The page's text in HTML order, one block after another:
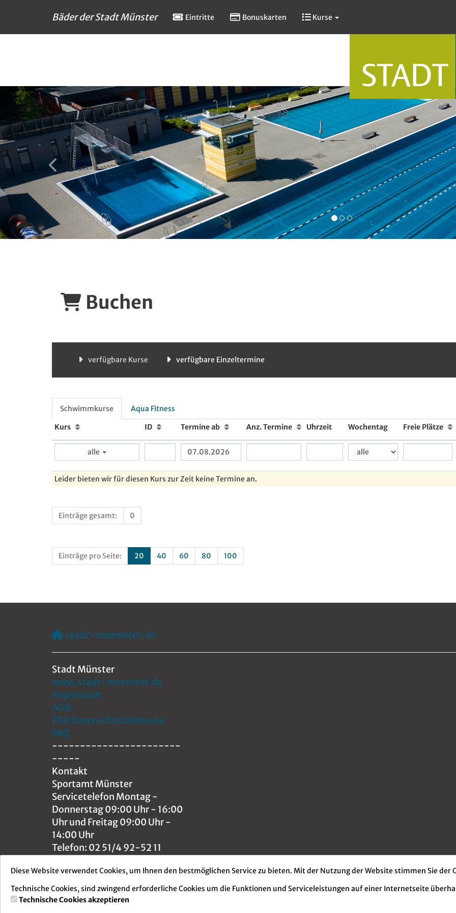
Bäder der Stadt Münster Eintritte Bonuskarten Kurse
zurück
Buchen
verfügbare Kurse verfügbare Einzeltermine
Schwimmkurse
Aqua Fitness
Kurs
ID Termine ab Anz. Termine Uhrzeit Wochentag Freie Plätze
alle
Leider bieten wir für diesen Kurs zur Zeit keine Termine an.
Einträge gesamt: 0
Einträge pro Seite: 20 40 60 80 100
stadt-muenster.de
Stadt Münster
www.stadt-muenster.de
Impressum
AGB
DSB Datenschutzhinweise
FAQ
-----------------------
-----
Kontakt
Sportamt Münster
Servicetelefon Montag -
Donnerstag 09:00 Uhr - 16:00
Uhr und Freitag 09:00 Uhr -
14:00 Uhr
Telefon: 02 51/4 92-52 11
muenster.de
Kursstornierungen:
baedertickets@stadt-
Diese Website verwendet Cookies, um Ihnen den bestmöglichen Service zu bieten. Mit der Nutzung der Website stimmen Sie der
Technische Cookies, sind zwingend erforderliche Cookies um die Funktionen und Serviceleistungen auf einer Internetseite
Technische Cookies akzeptieren